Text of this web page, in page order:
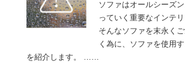
ソファはオールシーズ
っていく重要なインテリ
そんなソファを末永く
く為に、ソファを使用
を紹介します。 ……